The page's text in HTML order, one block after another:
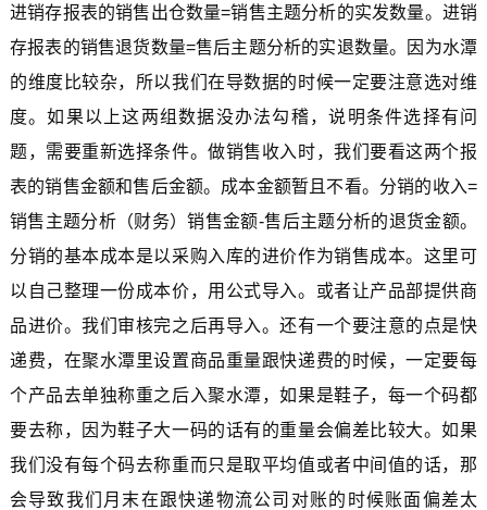
进销存报表的销售出仓数量=销售主题分析的实发数量。进销
存报表的销售退货数量=售后主题分析的实退数量。因为水潭
的维度比较杂，所以我们在导数据的时候一定要注意选对维
度。如果以上这两组数据没办法勾稽，说明条件选择有问
题，需要重新选择条件。做销售收入时，我们要看这两个报
表的销售金额和售后金额。成本金额暂且不看。分销的收入=
销售主题分析（财务）销售金额-售后主题分析的退货金额。
分销的基本成本是以采购入库的进价作为销售成本。这里可
以自己整理一份成本价，用公式导入。或者让产品部提供商
品进价。我们审核完之后再导入。还有一个要注意的点是快
递费，在聚水潭里设置商品重量跟快递费的时候，一定要每
个产品去单独称重之后入聚水潭，如果是鞋子，每一个码都
要去称，因为鞋子大一码的话有的重量会偏差比较大。如果
我们没有每个码去称重而只是取平均值或者中间值的话，那
会导致我们月末在跟快递物流公司对账的时候账面偏差太